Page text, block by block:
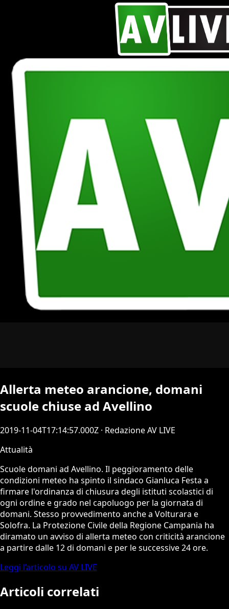
Allerta meteo arancione, domani
scuole chiuse ad Avellino
2019-11-04T17:14:57.000Z · Redazione AV LIVE
Attualità
Scuole domani ad Avellino. Il peggioramento delle
condizioni meteo ha spinto il sindaco Gianluca Festa a
firmare l'ordinanza di chiusura degli istituti scolastici di
ogni ordine e grado nel capoluogo per la giornata di
domani. Stesso provvedimento anche a Volturara e
Solofra. La Protezione Civile della Regione Campania ha
diramato un avviso di allerta meteo con criticità arancione
a partire dalle 12 di domani e per le successive 24 ore.
Leggi l’articolo su AV LIVE
Articoli correlati